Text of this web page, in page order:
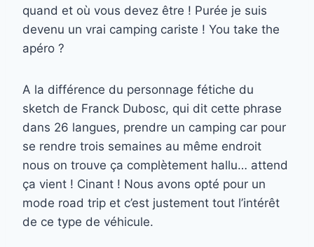
quand et où vous devez être ! Purée je suis
devenu un vrai camping cariste ! You take the
apéro ?
A la différence du personnage fétiche du
sketch de Franck Dubosc, qui dit cette phrase
dans 26 langues, prendre un camping car pour
se rendre trois semaines au même endroit
nous on trouve ça complètement hallu… attend
ça vient ! Cinant ! Nous avons opté pour un
mode road trip et c’est justement tout l’intérêt
de ce type de véhicule.